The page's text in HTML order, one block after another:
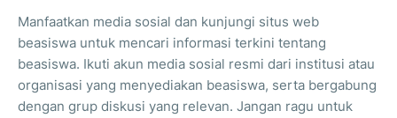
Manfaatkan media sosial dan kunjungi situs web
beasiswa untuk mencari informasi terkini tentang
beasiswa. Ikuti akun media sosial resmi dari institusi atau
organisasi yang menyediakan beasiswa, serta bergabung
dengan grup diskusi yang relevan. Jangan ragu untuk